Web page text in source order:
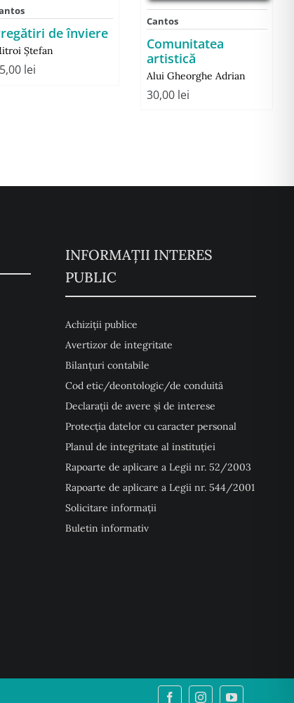
de înviere
Ştefan
lei
Cantos
Comunitatea
artistică
Alui Gheorghe Adrian
30,00 lei
INFORMAȚII INTERES
PUBLIC
Achiziții publice
Avertizor de integritate
Bilanțuri contabile
Cod etic/deontologic/de conduită
Declarații de avere și de interese
Protecția datelor cu caracter personal
Planul de integritate al instituției
Rapoarte de aplicare a Legii nr. 52/2003
Rapoarte de aplicare a Legii nr. 544/2001
Solicitare informații
Buletin informativ